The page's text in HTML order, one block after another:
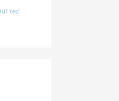
test